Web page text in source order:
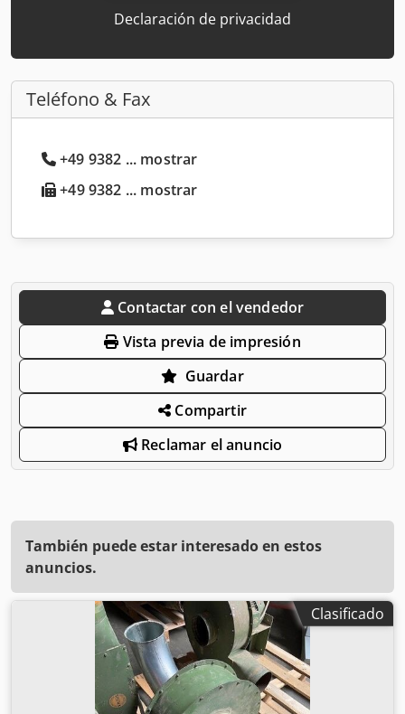
Declaración de privacidad
Teléfono & Fax
+49 9382 ... mostrar
+49 9382 ... mostrar
Contactar con el vendedor
Vista previa de impresión
Guardar
Compartir
Reclamar el anuncio
También puede estar interesado en estos
anuncios.
Clasificado